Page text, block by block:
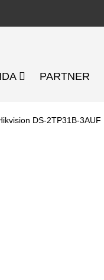
PARTNER
DS-2TP31B-3AUF